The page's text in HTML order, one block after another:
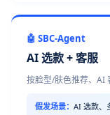
🤖 SBC-Agent
AI 选款 + 客服
按脸型/肤色推荐、AI
假发场景： AI 选款、